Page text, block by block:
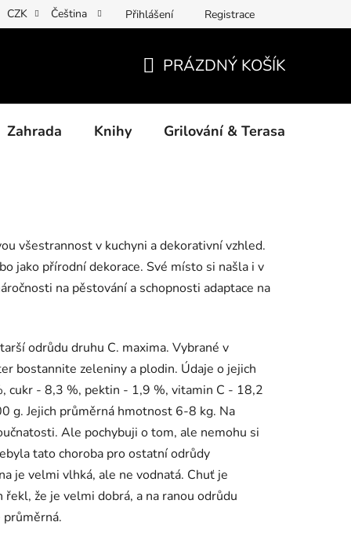
osobních údajů Povinné informace a odkazy ÚKZÚZ
CZK Čeština Přihlášení Registrace
KOŠÍK
PRÁZDNÝ KOŠÍK
Zahrada Knihy Grilování & Terasa
všestrannost v kuchyni a dekorativní vzhled.
jako přírodní dekorace. Své místo si našla i v
na pěstování a schopnosti adaptace na
odrůdu druhu C. maxima. Vybrané v
bostannite zeleniny a plodin. Údaje o jejich
cukr - 8,3 %, pektin - 1,9 %, vitamin C - 18,2
g. Jejich průměrná hmotnost 6-8 kg. Na
Ale pochybuji o tom, ale nemohu si
tato choroba pro ostatní odrůdy
je velmi vlhká, ale ne vodnatá. Chuť je
že je velmi dobrá, a na ranou odrůdu